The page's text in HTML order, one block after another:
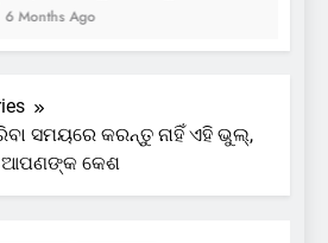
Ago
ସମୟରେ କରନ୍ତୁ ନାହିଁ ଏହି ଭୁଲ୍,
ଆପଣଙ୍କ କେଶ